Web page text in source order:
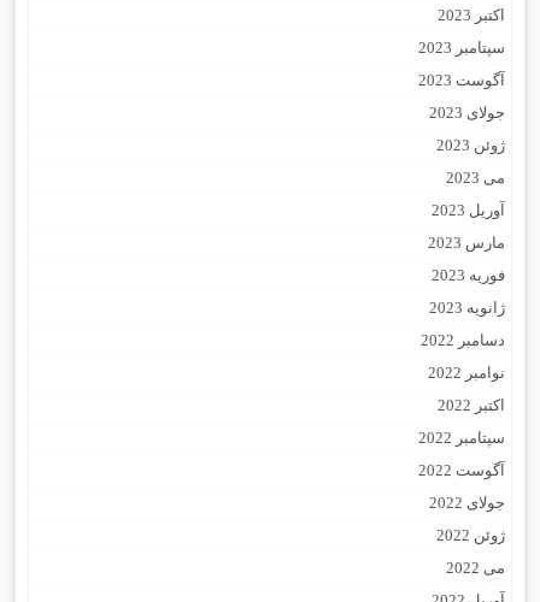
اکتبر 2023
سپتامبر 2023
آگوست 2023
جولای 2023
ژوئن 2023
می 2023
آوریل 2023
مارس 2023
فوریه 2023
ژانویه 2023
دسامبر 2022
نوامبر 2022
اکتبر 2022
سپتامبر 2022
آگوست 2022
جولای 2022
ژوئن 2022
می 2022